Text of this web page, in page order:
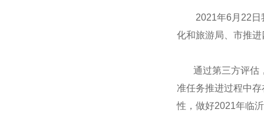
2021年6月22日我
化和旅游局、市推
通过第三方评估，
准任务推进过程中
性，做好2021年临